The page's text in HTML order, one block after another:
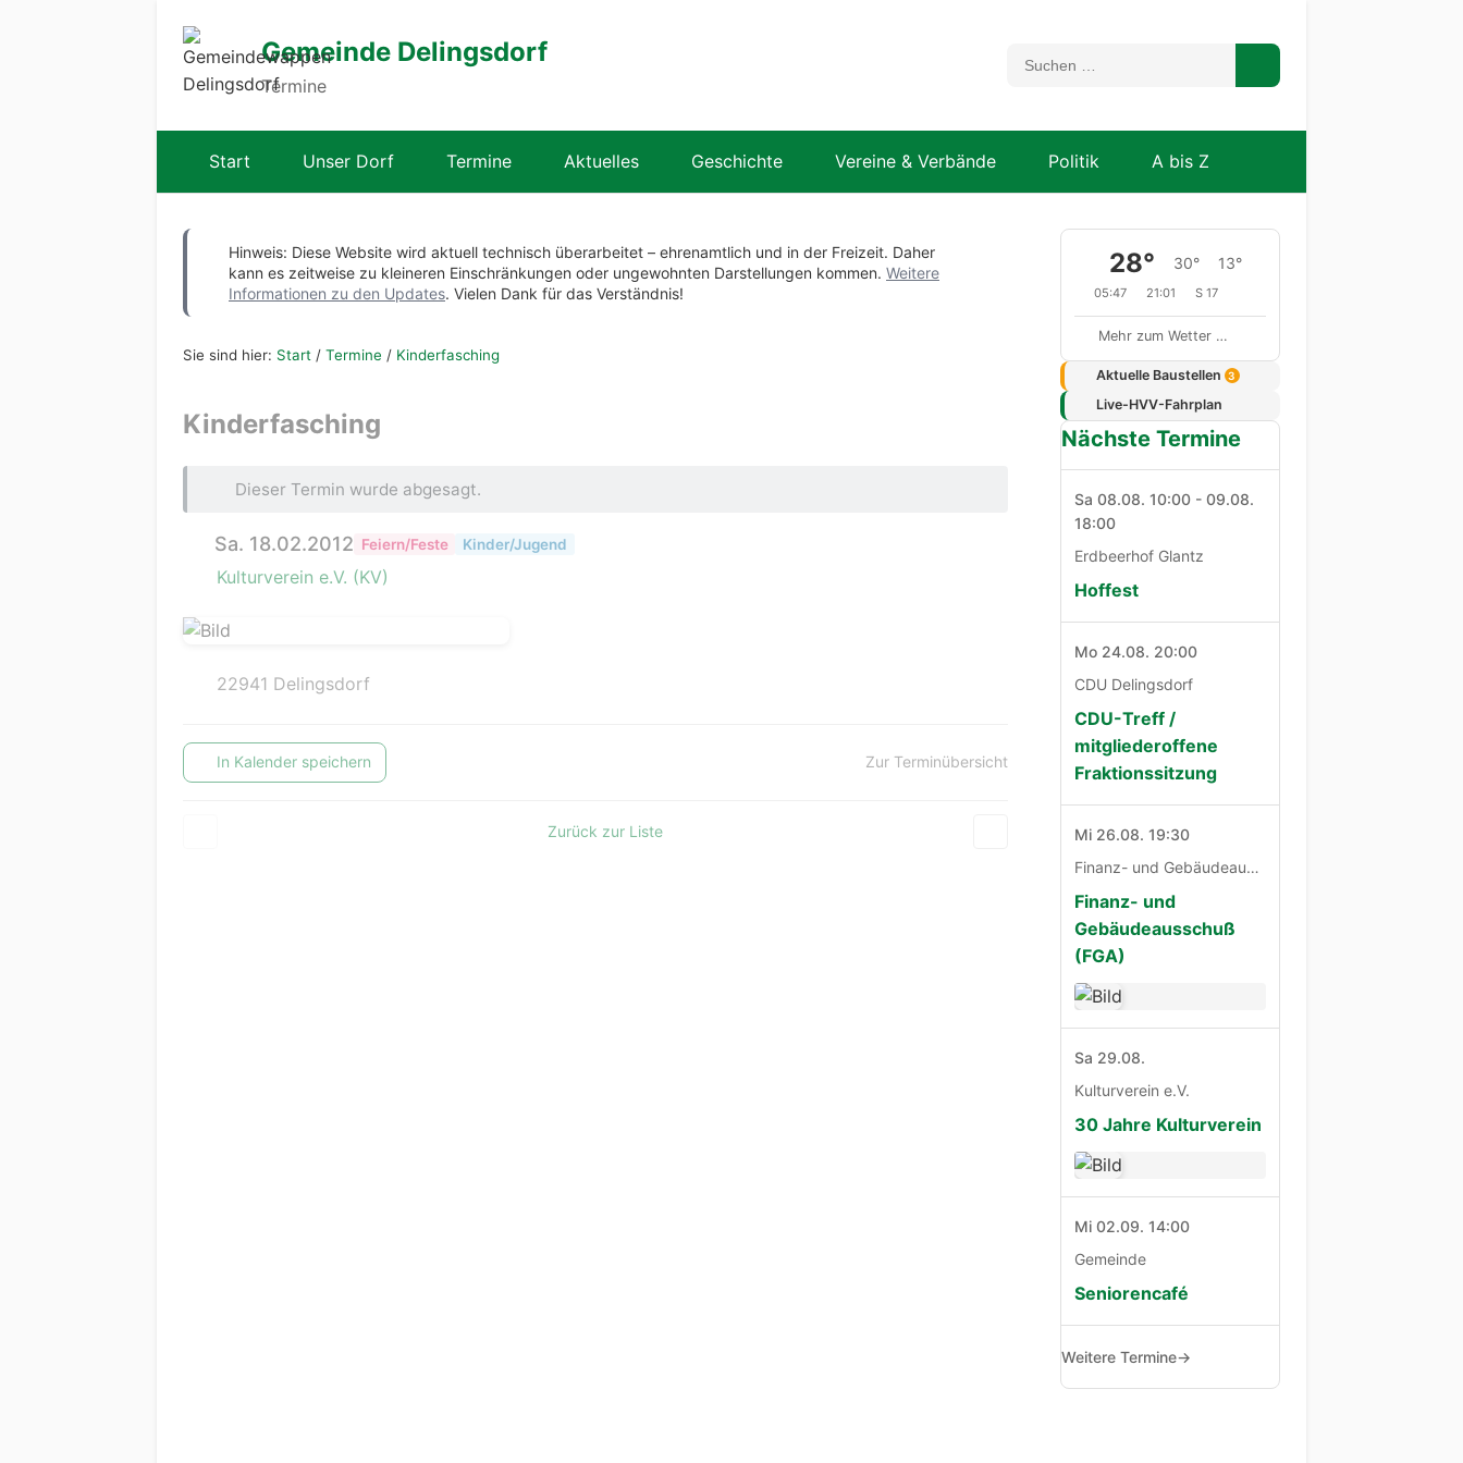
Gemeinde Delingsdorf
Termine
Start Unser Dorf Termine Aktuelles Geschichte Vereine & Verbände Politik A bis Z
Hinweis: Diese Website wird aktuell technisch überarbeitet – ehrenamtlich und in der Freizeit. Daher
kann es zeitweise zu kleineren Einschränkungen oder ungewohnten Darstellungen kommen. Weitere
Informationen zu den Updates. Vielen Dank für das Verständnis!
Sie sind hier: Start / Termine / Kinderfasching
Kinderfasching
Dieser Termin wurde abgesagt.
Sa. 18.02.2012 Feiern/Feste Kinder/Jugend
Kulturverein e.V. (KV)
22941 Delingsdorf
In Kalender speichern Zur Terminübersicht
Zurück zur Liste
28° 30° 13°
05:47 21:01 S 17
Mehr zum Wetter …
Aktuelle Baustellen 3
Live-HVV-Fahrplan
Nächste Termine
Sa 08.08. 10:00 - 09.08.
18:00
Erdbeerhof Glantz
Hoffest
Mo 24.08. 20:00
CDU Delingsdorf
CDU-Treff /
mitgliederoffene
Fraktionssitzung
Mi 26.08. 19:30
Finanz- und Gebäudeausschuß
Finanz- und
Gebäudeausschuß
(FGA)
Sa 29.08.
Kulturverein e.V.
30 Jahre Kulturverein
Mi 02.09. 14:00
Gemeinde
Seniorencafé
Weitere Termine→